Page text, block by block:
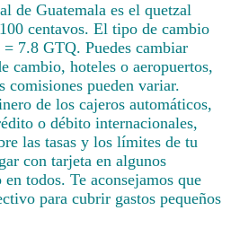
de Guatemala es el quetzal
centavos. El tipo de cambio
7.8 GTQ. Puedes cambiar
cambio, hoteles o aeropuertos,
comisiones pueden variar.
de los cajeros automáticos,
o débito internacionales,
las tasas y los límites de tu
con tarjeta en algunos
todos. Te aconsejamos que
para cubrir gastos pequeños